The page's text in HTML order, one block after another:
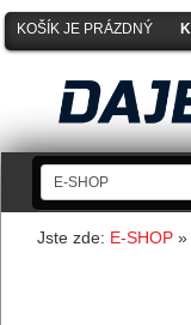
KOŠÍK JE PRÁZDNÝ
Jste zde: E-SHOP »